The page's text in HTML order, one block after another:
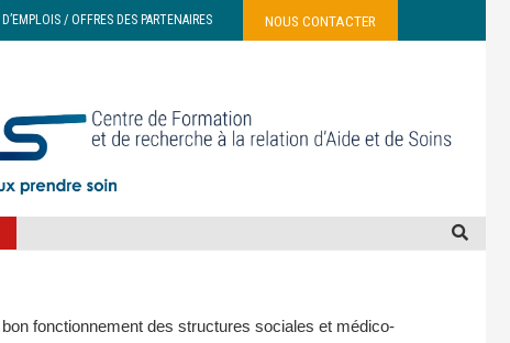
/ OFFRES DES PARTENAIRES NOUS CONTACTER
fonctionnement des structures sociales et médico-